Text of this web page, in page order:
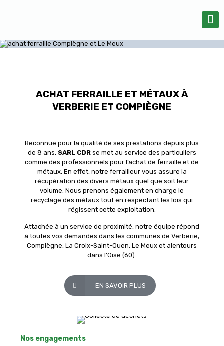
ACHAT FERRAILLE ET MÉTAUX À
VERBERIE ET COMPIÈGNE
Reconnue pour la qualité de ses prestations depuis plus
de 8 ans, SARL CDRse met au service des particuliers
comme des professionnels pour l’achat de ferraille et de
métaux. En effet, notre ferrailleur vous assure la
récupération des divers métaux quel que soit leur
volume. Nous prenons également en charge le
recyclage des métaux tout en respectant les lois qui
régissent cette exploitation.
Attachée à un service de proximité, notre équipe répond
à toutes vos demandes dans les communes de Verberie,
Compiègne, La Croix-Saint-Ouen, Le Meux et alentours
dans l’Oise (60).
EN SAVOIR PLUS
Nos engagements